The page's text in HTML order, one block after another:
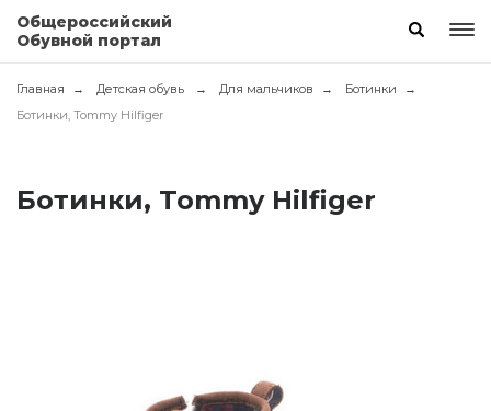
Общероссийский
Обувной портал
Главная Детская обувь Для мальчиков
Ботинки
Ботинки, Tommy Hilfiger
Ботинки, Tommy Hilfiger